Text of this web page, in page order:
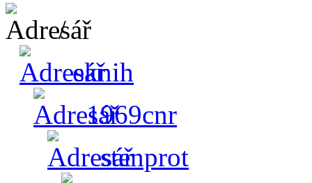
/
eknih
1969cnr
stenprot